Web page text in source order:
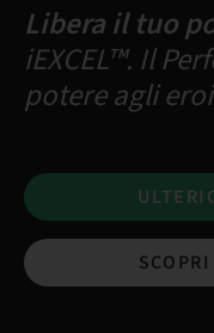
Libera il tuo
iEXCEL™. Il
potere agli